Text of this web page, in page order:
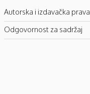
Autorska i izdavačka prava
Odgovornost za sadržaj